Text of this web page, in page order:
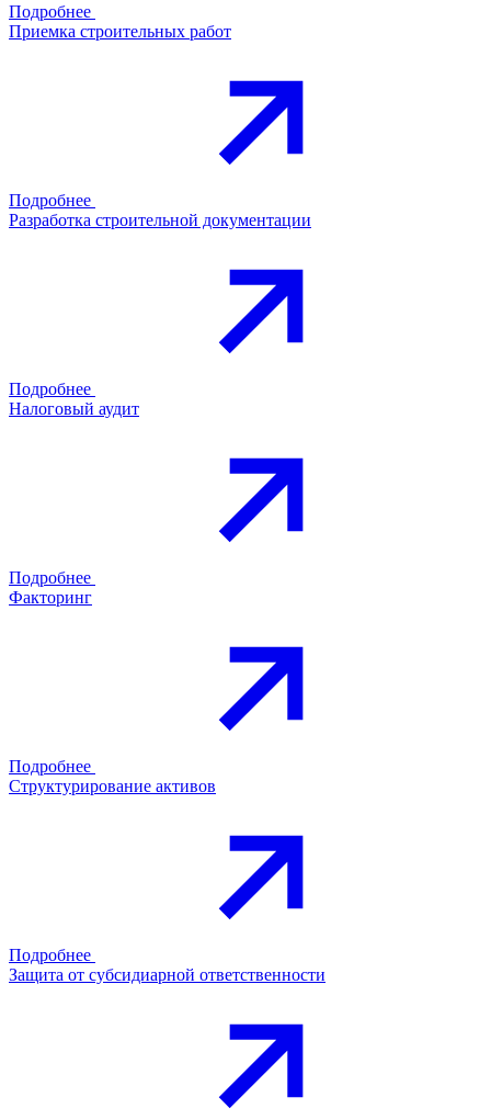
Подробнее
Приемка строительных работ
Подробнее
Разработка строительной документации
Подробнее
Налоговый аудит
Подробнее
Факторинг
Подробнее
Структурирование активов
Подробнее
Защита от субсидиарной ответственности